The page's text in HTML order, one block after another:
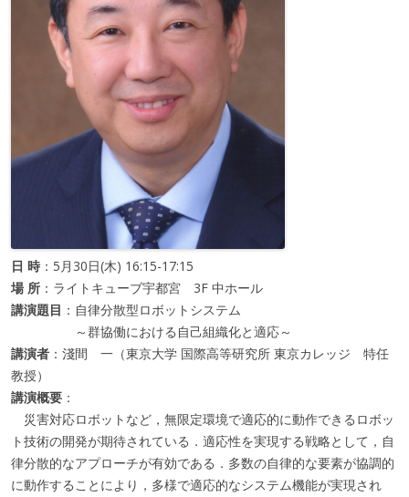
日 時 ：5月30日(木) 16:15-17:15
場 所 ：ライトキューブ宇都宮 3F 中ホール
講演題目 ：自律分散型ロボットシステム
～群協働における自己組織化と適応～
講演者 ：淺間 一（東京大学 国際高等研究所 東京カレッジ 特任
教授）
講演概要 ：
災害対応ロボットなど，無限定環境で適応的に動作できるロボッ
ト技術の開発が期待されている．適応性を実現する戦略として，自
律分散的なアプローチが有効である．多数の自律的な要素が協調的
に動作することにより，多様で適応的なシステム機能が実現され